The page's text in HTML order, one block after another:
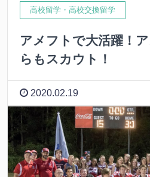
高校留学・高校交換留学
アメフトで大活躍！
らもスカウト！
2020.02.19